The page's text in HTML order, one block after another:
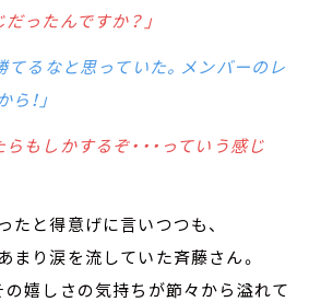
ったんですか？」
るなと思っていた。メンバーのレ
！」
もしかするぞ・・・っていう感じ
たと得意げに言いつつも、
まり涙を流していた斉藤さん。
の嬉しさの気持ちが節々から溢れて